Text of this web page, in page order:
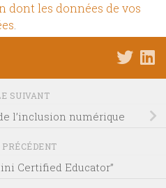
dont les données de vos
SUIVANT
l’inclusion numérique
Certified Educator”